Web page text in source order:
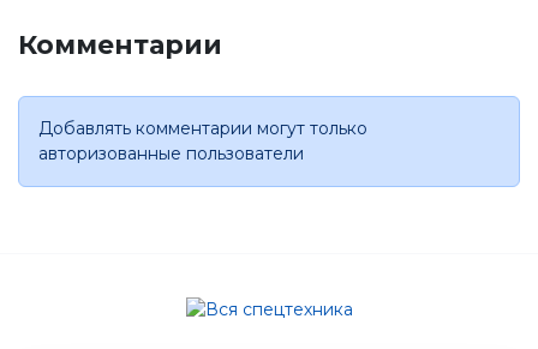
Комментарии
Добавлять комментарии могут только
авторизованные пользователи